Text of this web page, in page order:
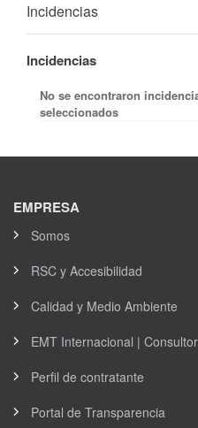
Incidencias
Incidencias
No se encontraron
seleccionados
EMPRESA
Somos
RSC y Accesibilidad
Calidad y Medio Ambiente
EMT Internacional |
Perfil de contratante
Portal de Transparencia